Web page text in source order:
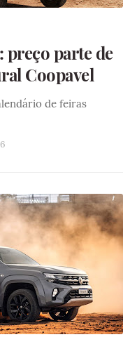
preço parte de
Coopavel
de feiras